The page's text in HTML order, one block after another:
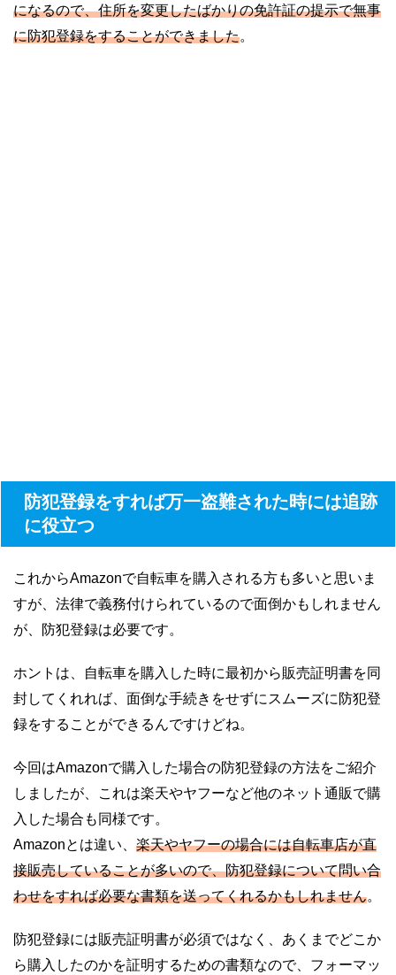
になるので、住所を変更したばかりの免許証の提示で無事
に防犯登録をすることができました。
防犯登録をすれば万一盗難された時には追跡
に役立つ
これからAmazonで自転車を購入される方も多いと思いま
すが、法律で義務付けられているので面倒かもしれません
が、防犯登録は必要です。
ホントは、自転車を購入した時に最初から販売証明書を同
封してくれれば、面倒な手続きをせずにスムーズに防犯登
録をすることができるんですけどね。
今回はAmazonで購入した場合の防犯登録の方法をご紹介
しましたが、これは楽天やヤフーなど他のネット通販で購
入した場合も同様です。
Amazonとは違い、 楽天やヤフーの場合には自転車店が直
接販売していることが多いので、防犯登録について問い合
わせをすれば必要な書類を送ってくれるかもしれません。
防犯登録には販売証明書が必須ではなく、あくまでどこか
ら購入したのかを証明するための書類なので、フォーマッ